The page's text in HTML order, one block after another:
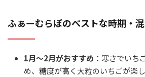
ふぁーむらぼのベストな時期・
1月～2月がおすすめ： 寒さでいち
め、糖度が高く大粒のいちごが楽